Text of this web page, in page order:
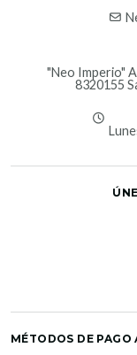
"Neo Imperio"
8320155
MÉTODOS DE PAGO